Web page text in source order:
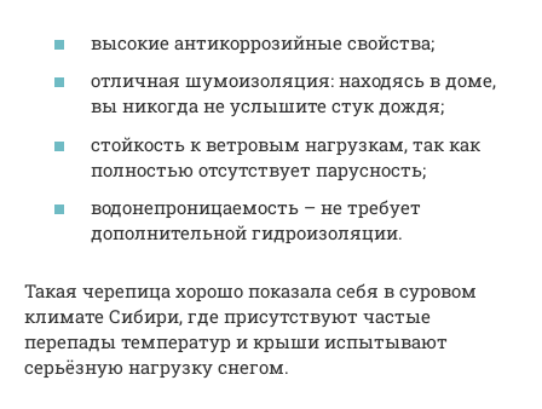
высокие антикоррозийные свойства;
отличная шумоизоляция: находясь в доме,
вы никогда не услышите стук дождя;
стойкость к ветровым нагрузкам, так как
полностью отсутствует парусность;
водонепроницаемость – не требует
дополнительной гидроизоляции.
Такая черепица хорошо показала себя в суровом
климате Сибири, где присутствуют частые
перепады температур и крыши испытывают
серьёзную нагрузку снегом.